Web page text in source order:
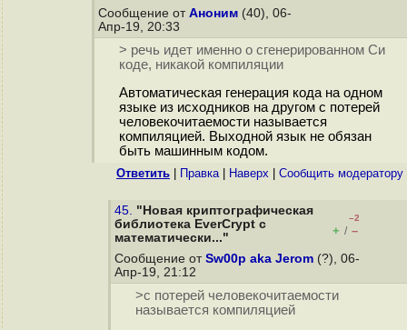
Сообщение от Аноним (40), 06-
Апр-19, 20:33
> речь идет именно о сгенерированном Си
коде, никакой компиляции
Автоматическая генерация кода на одном
языке из исходников на другом с потерей
человекочитаемости называется
компиляцией. Выходной язык не обязан
быть машинным кодом.
Ответить Правка| Наверх Cообщить модератору
45. "Новая криптографическая
библиотека EverCrypt с
математически..."
–2
+ / –
Сообщение от Sw00p aka Jerom (?), 06-
Апр-19, 21:12
>с потерей человекочитаемости
называется компиляцией